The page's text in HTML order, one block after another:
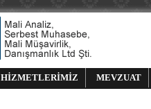
HİZMETLERİMİZ MEVZUAT